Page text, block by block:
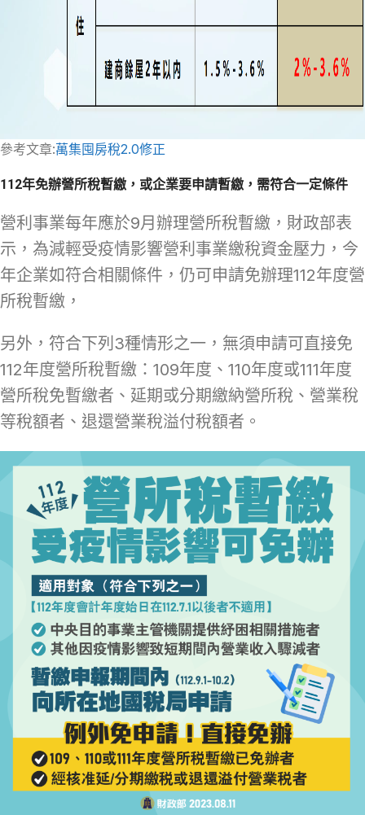
參考文章:萬集囤房稅2.0修正
112年免辦營所稅暫繳，或企業要申請暫繳，需符合一定條件
營利事業每年應於9月辦理營所稅暫繳，財政部表
示，為減輕受疫情影響營利事業繳稅資金壓力，今
年企業如符合相關條件，仍可申請免辦理112年度營
所稅暫繳，
另外，符合下列3種情形之一，無須申請可直接免
112年度營所稅暫繳：109年度、110年度或111年度
營所稅免暫繳者、延期或分期繳納營所稅、營業稅
等稅額者、退還營業稅溢付稅額者。